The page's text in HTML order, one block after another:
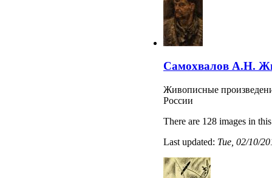
Самохвалов А.Н.
Живописные
России
There are 128 images in
Last updated: Tue, 02/10/